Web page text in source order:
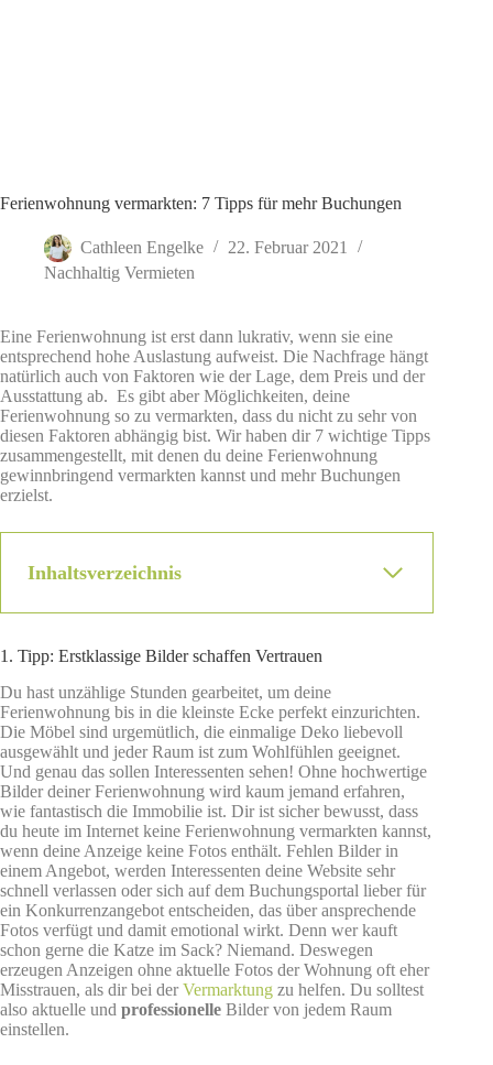
Ferienwohnung vermarkten: 7 Tipps für mehr Buchungen
Cathleen Engelke
22. Februar 2021
Nachhaltig Vermieten
Eine Ferienwohnung ist erst dann lukrativ, wenn sie eine
entsprechend hohe Auslastung aufweist. Die Nachfrage hängt
natürlich auch von Faktoren wie der Lage, dem Preis und der
Ausstattung ab. Es gibt aber Möglichkeiten, deine
Ferienwohnung so zu vermarkten, dass du nicht zu sehr von
diesen Faktoren abhängig bist. Wir haben dir 7 wichtige Tipps
zusammengestellt, mit denen du deine Ferienwohnung
gewinnbringend vermarkten kannst und mehr Buchungen
erzielst.
Inhaltsverzeichnis
1. Tipp: Erstklassige Bilder schaffen Vertrauen
Du hast unzählige Stunden gearbeitet, um deine
Ferienwohnung bis in die kleinste Ecke perfekt einzurichten.
Die Möbel sind urgemütlich, die einmalige Deko liebevoll
ausgewählt und jeder Raum ist zum Wohlfühlen geeignet.
Und genau das sollen Interessenten sehen! Ohne hochwertige
Bilder deiner Ferienwohnung wird kaum jemand erfahren,
wie fantastisch die Immobilie ist. Dir ist sicher bewusst, dass
du heute im Internet keine Ferienwohnung vermarkten kannst,
wenn deine Anzeige keine Fotos enthält. Fehlen Bilder in
einem Angebot, werden Interessenten deine Website sehr
schnell verlassen oder sich auf dem Buchungsportal lieber für
ein Konkurrenzangebot entscheiden, das über ansprechende
Fotos verfügt und damit emotional wirkt. Denn wer kauft
schon gerne die Katze im Sack? Niemand. Deswegen
erzeugen Anzeigen ohne aktuelle Fotos der Wohnung oft eher
Misstrauen, als dir bei derVermarktung zu helfen. Du solltest
also aktuelle und professionelle Bilder von jedem Raum
einstellen.